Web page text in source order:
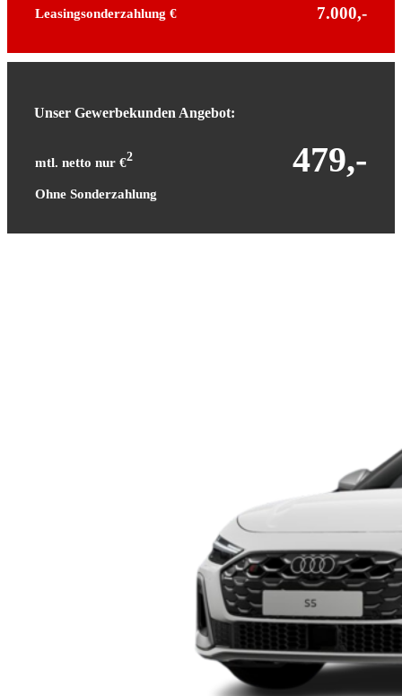
Leasingsonderzahlung € 7.000,-
Unser Gewerbekunden Angebot:
mtl. netto nur €2 479,-
Ohne Sonderzahlung